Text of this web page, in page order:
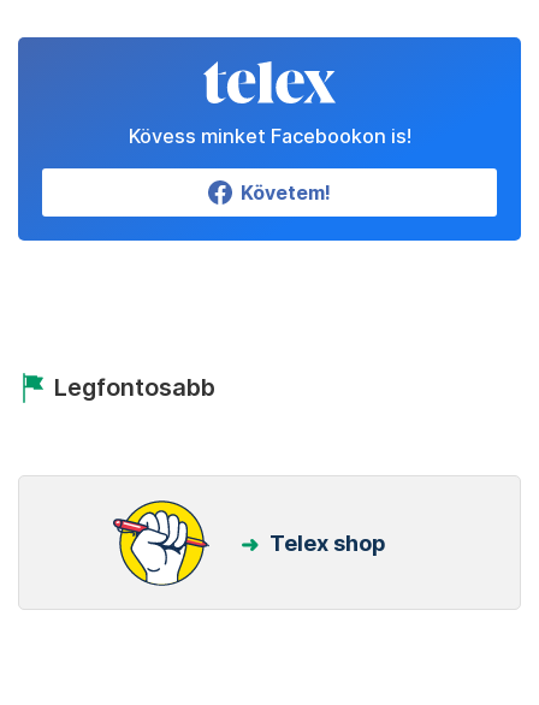
Kövess minket Facebookon is!
Követem!
Legfontosabb
Telex shop